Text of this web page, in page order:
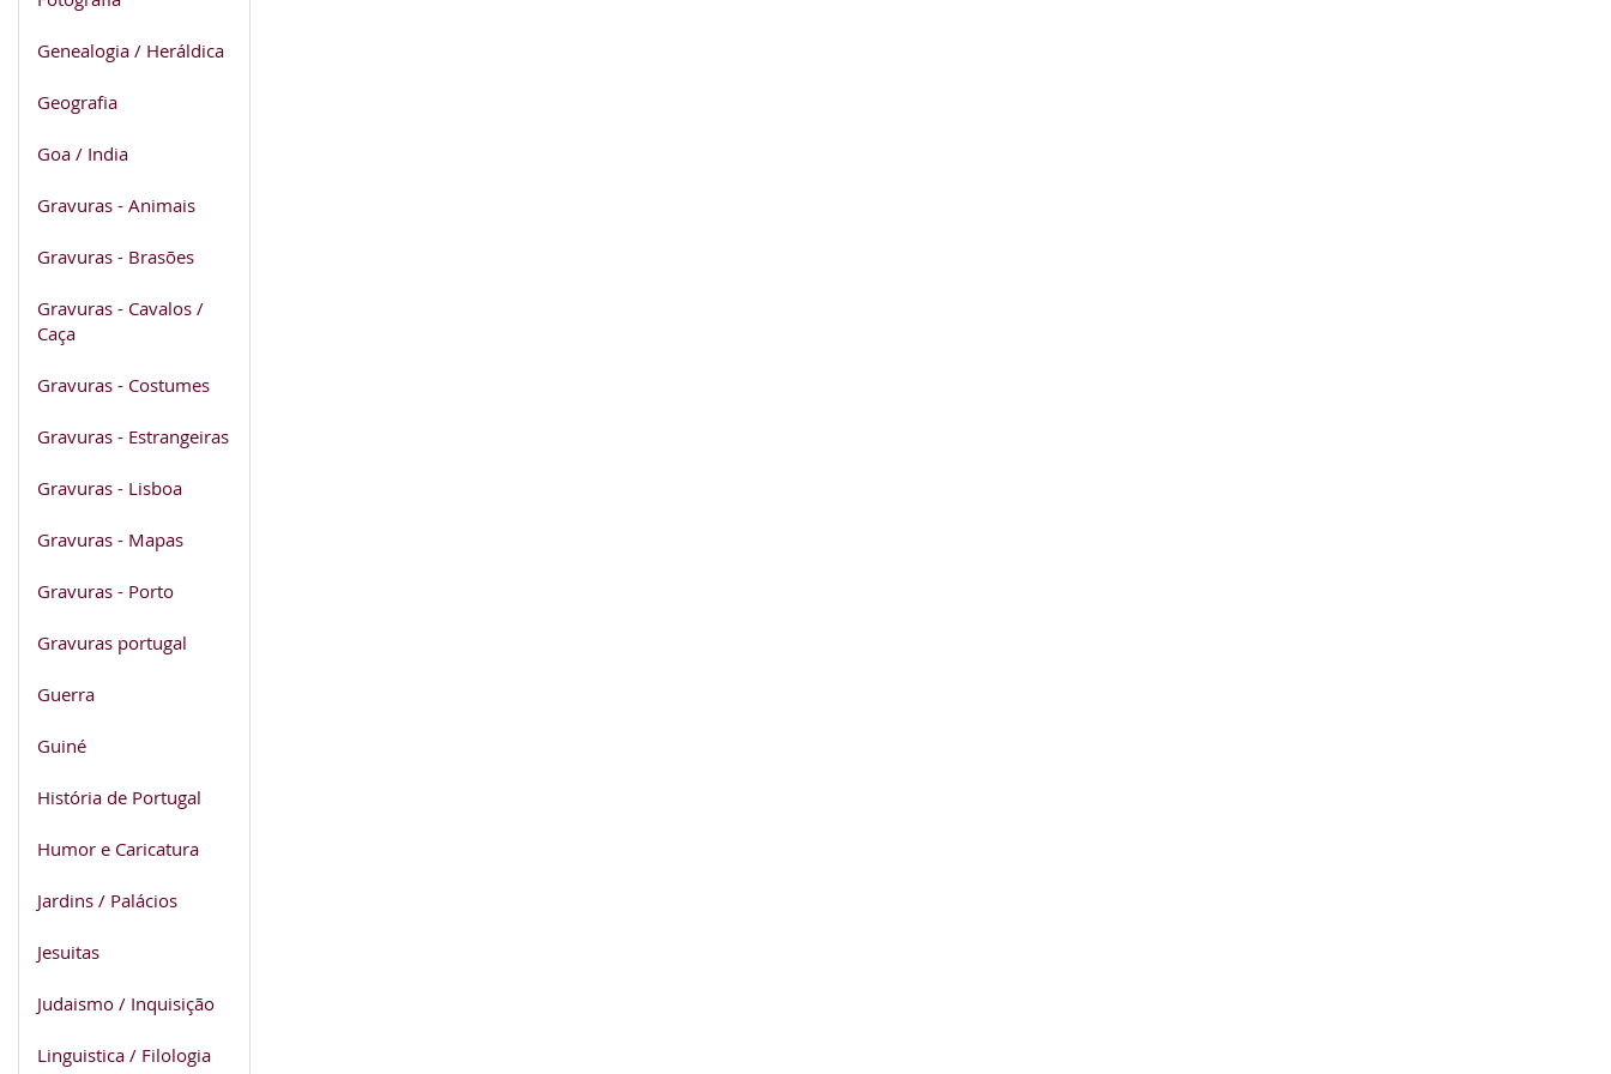
Genealogia / Heráldica
Geografia
Goa / India
Gravuras - Animais
Gravuras - Brasões
Gravuras - Cavalos /
Caça
Gravuras - Costumes
Gravuras - Estrangeiras
Gravuras - Lisboa
Gravuras - Mapas
Gravuras - Porto
Gravuras portugal
Guerra
Guiné
História de Portugal
Humor e Caricatura
Jardins / Palácios
Jesuitas
Judaismo / Inquisição
Linguistica / Filologia